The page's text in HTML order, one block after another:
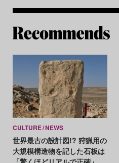
CULTURE NEWS
世界最古の設計図!? 狩猟用の
大規模構造物を記した石板は